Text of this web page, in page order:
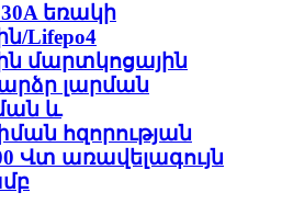
30A եռակի
Lifepo4
մարտկոցային
լարման
և
հզորության
Վտ առավելագույն